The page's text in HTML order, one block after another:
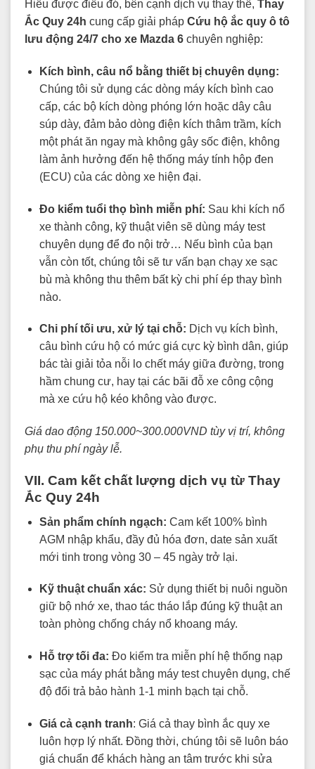
Hiểu được điều đó, bên cạnh dịch vụ thay thế, Thay
Ắc Quy 24h cung cấp giải pháp Cứu hộ ắc quy ô tô
lưu động 24/7 cho xe Mazda 6 chuyên nghiệp:
Kích bình, câu nổ bằng thiết bị chuyên dụng:
Chúng tôi sử dụng các dòng máy kích bình cao
cấp, các bộ kích dòng phóng lớn hoặc dây câu
súp dày, đảm bảo dòng điện kích thâm trầm, kích
một phát ăn ngay mà không gây sốc điện, không
làm ảnh hưởng đến hệ thống máy tính hộp đen
(ECU) của các dòng xe hiện đại.
Đo kiểm tuổi thọ bình miễn phí: Sau khi kích nổ
xe thành công, kỹ thuật viên sẽ dùng máy test
chuyên dụng để đo nội trở… Nếu bình của bạn
vẫn còn tốt, chúng tôi sẽ tư vấn bạn chạy xe sạc
bù mà không thu thêm bất kỳ chi phí ép thay bình
nào.
Chi phí tối ưu, xử lý tại chỗ: Dịch vụ kích bình,
câu bình cứu hộ có mức giá cực kỳ bình dân, giúp
bác tài giải tỏa nỗi lo chết máy giữa đường, trong
hầm chung cư, hay tại các bãi đỗ xe công cộng
mà xe cứu hộ kéo không vào được.
Giá dao động 150.000~300.000VND tùy vị trí, không
phụ thu phí ngày lễ.
VII. Cam kết chất lượng dịch vụ từ Thay
Ắc Quy 24h
Sản phẩm chính ngạch: Cam kết 100% bình
AGM nhập khẩu, đầy đủ hóa đơn, date sản xuất
mới tinh trong vòng 30 – 45 ngày trở lại.
Kỹ thuật chuẩn xác: Sử dụng thiết bị nuôi nguồn
giữ bộ nhớ xe, thao tác tháo lắp đúng kỹ thuật an
toàn phòng chống cháy nổ khoang máy.
Hỗ trợ tối đa: Đo kiểm tra miễn phí hệ thống nạp
sạc của máy phát bằng máy test chuyên dụng, chế
độ đổi trả bảo hành 1-1 minh bạch tại chỗ.
Giá cả cạnh tranh: Giá cả thay bình ắc quy xe
luôn hợp lý nhất. Đồng thời, chúng tôi sẽ luôn báo
giá chuẩn để khách hàng an tâm trước khi sửa